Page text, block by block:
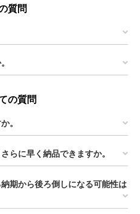
質問
の質問
。
らに早く納品できますか。
期から後ろ倒しになる可能性は